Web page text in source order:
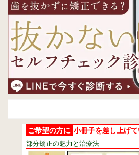
ご希望の方に 小冊子を差し上げ
部分矯正の魅力と治療法